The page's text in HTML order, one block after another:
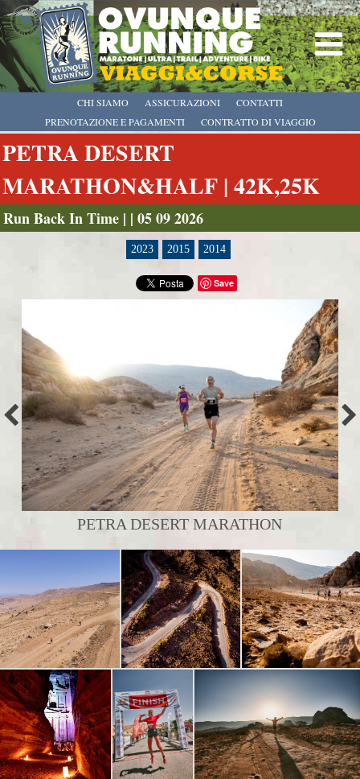
CHI SIAMO
PRENOTAZIONE E PAGAMENTI
CONTRATTO DI VIAGGIO
ASSICURAZIONI CONTATTI
PETRA DESERT
MARATHON&HALF | 42K,25K
Run Back In Time | | 05 09 2026
2023 2015 2014
Save
PETRA DESERT MARATHON